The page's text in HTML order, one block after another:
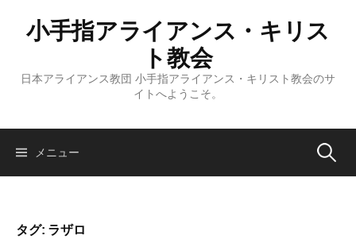
ス
小手指アライアンス・キリス
ト教会
日本アライアンス教団 小手指アライアンス・キリスト教会のサ
イトへようこそ。
メニュー 検
タグ: ラザロ